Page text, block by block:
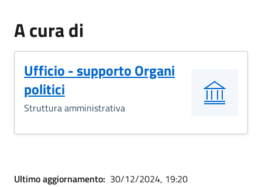
A cura di
Ufficio - supporto Organi
politici
Struttura amministrativa
Ultimo aggiornamento: 30/12/2024, 19:20